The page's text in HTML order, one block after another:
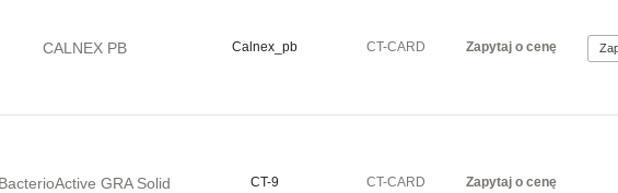
CALNEX PB Calnex_pb CT-CARD Zapytaj o cenę
BacterioActive GRA Solid CT-9 CT-CARD Zapytaj o cenę